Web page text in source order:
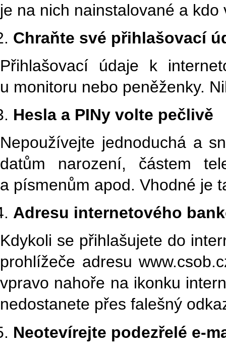
je na nich nainstalované a
Chraňte své přihlašovací
Přihlašovací údaje k
u monitoru nebo peněženky.
Hesla a PINy volte pečlivě
Nepoužívejte jednoduchá a
datům narození, částem
a písmenům apod. Vhodné je
Adresu internetového
Kdykoli se přihlašujete do
prohlížeče adresu
vpravo nahoře na ikonku
nedostanete přes falešný
Neotevírejte podezřelé e-